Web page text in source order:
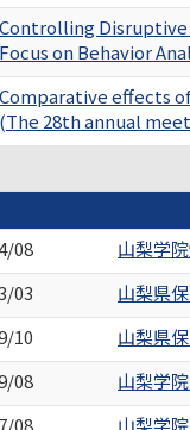
Controlling Disruptive
Focus on Behavior
Comparative effects
(The 28th annual
08
山梨学
03
山梨県
10
山梨県
08
山梨学
08
山梨学